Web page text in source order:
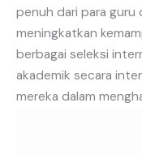
penuh dari para
meningkatkan
berbagai seleksi
akademik secara
mereka dalam